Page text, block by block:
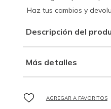
Haz tus cambios y
Descripción del
Más detalles